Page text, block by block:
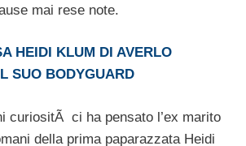
mai rese note.
HEIDI KLUM DI AVERLO
SUO BODYGUARD
curiositÃ ci ha pensato l’ex marito
della prima paparazzata Heidi